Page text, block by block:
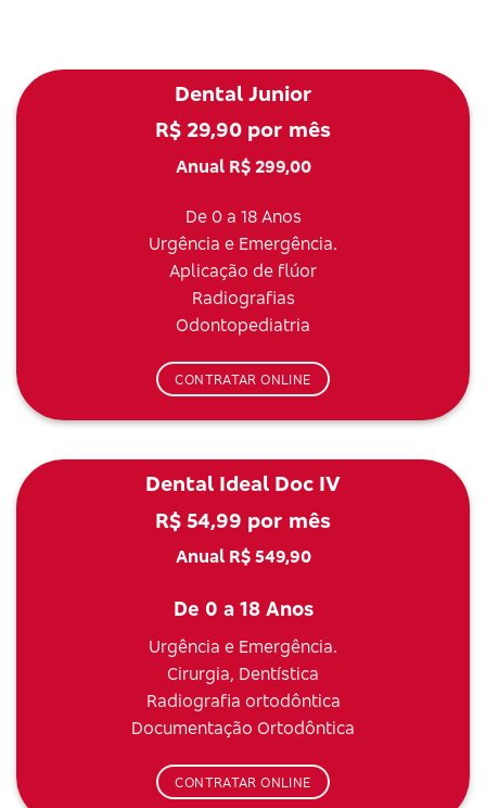
Dental Junior
R$ 29,90 por mês
Anual R$ 299,00
De 0 a 18 Anos
Urgência e Emergência.
Aplicação de flúor
Radiografias
Odontopediatria
CONTRATAR ONLINE
Dental Ideal Doc IV
R$ 54,99 por mês
Anual R$ 549,90
De 0 a 18 Anos
Urgência e Emergência.
Cirurgia, Dentística
Radiografia ortodôntica
Documentação Ortodôntica
CONTRATAR ONLINE